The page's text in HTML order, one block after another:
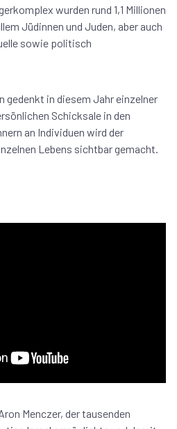
wurden rund 1,1 Millionen
Jüdinnen und Juden, aber auch
sowie politisch
gedenkt in diesem Jahr einzelner
Schicksale in den
an Individuen wird der
Lebens sichtbar gemacht.
Menczer, der tausenden